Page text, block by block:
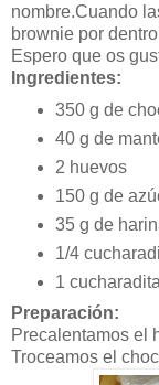
nombre.Cuando
brownie por
Espero que os
Ingredientes:
350 g de
40 g de
2 huevos
150 g de
35 g de
1/4
1
Preparación:
Precalentamos el
Troceamos el